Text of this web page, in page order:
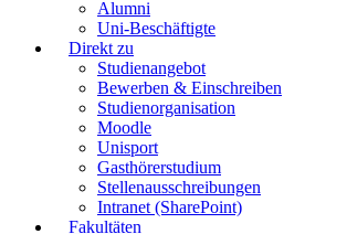
Alumni
Uni-Beschäftigte
Direkt zu
Studienangebot
Bewerben & Einschreiben
Studienorganisation
Moodle
Unisport
Gasthörerstudium
Stellenausschreibungen
Intranet (SharePoint)
Fakultäten